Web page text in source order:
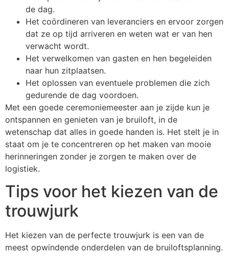
de dag.
Het coördineren van leveranciers en ervoor zorgen
dat ze op tijd arriveren en weten wat er van hen
verwacht wordt.
Het verwelkomen van gasten en hen begeleiden
naar hun zitplaatsen.
Het oplossen van eventuele problemen die zich
gedurende de dag voordoen.
Met een goede ceremoniemeester aan je zijde kun je
ontspannen en genieten van je bruiloft, in de
wetenschap dat alles in goede handen is. Het stelt je in
staat om je te concentreren op het maken van mooie
herinneringen zonder je zorgen te maken over de
logistiek.
Tips voor het kiezen van de
trouwjurk
Het kiezen van de perfecte trouwjurk is een van de
meest opwindende onderdelen van de bruiloftsplanning.